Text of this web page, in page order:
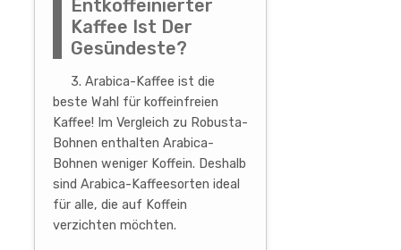
Entkoffeinierter
Kaffee Ist Der
Gesündeste?
3. Arabica-Kaffee ist die
beste Wahl für koffeinfreien
Kaffee! Im Vergleich zu Robusta-
Bohnen enthalten Arabica-
Bohnen weniger Koffein. Deshalb
sind Arabica-Kaffeesorten ideal
für alle, die auf Koffein
verzichten möchten.